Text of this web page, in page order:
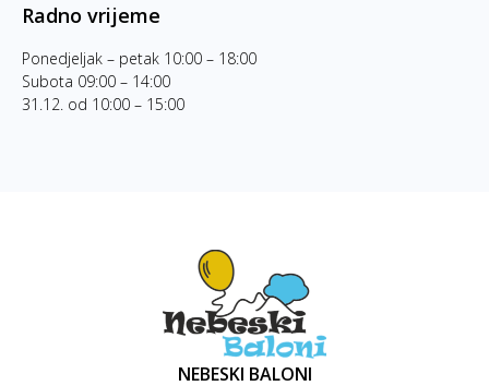
Radno vrijeme
Ponedjeljak – petak 10:00 – 18:00
Subota 09:00 – 14:00
31.12. od 10:00 – 15:00
NEBESKI BALONI